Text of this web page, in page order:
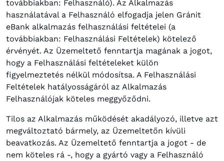
továbbiakban: Felhasználó). Az Alkalmazás
használatával a Felhasználó elfogadja jelen Gránit
eBank alkalmazás felhasználási feltételei (a
továbbiakban: Felhasználási Feltételek) kötelező
érvényét. Az Üzemeltető fenntartja magának a jogot,
hogy a Felhasználási feltételeket külön
figyelmeztetés nélkül módosítsa. A Felhasználási
Feltételek hatályosságáról az Alkalmazás
Felhasználójak köteles meggyőződni.
Tilos az Alkalmazás működését akadályozó, illetve azt
megváltoztató bármely, az Üzemeltetőn kívüli
beavatkozás. Az Üzemeltető fenntartja a jogot - de
nem köteles rá -, hogy a gyártó vagy a Felhasználó